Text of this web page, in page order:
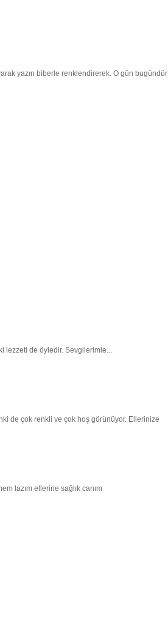
yazın biberle renklendirerek. O gün bugündür
lezzeti de öyledir. Sevgilerimle...
de çok renkli ve çok hoş görünüyor. Ellerinize
lazım ellerine sağlık canım